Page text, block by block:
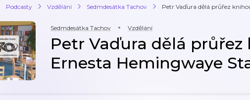
Podcasty Vzdělání Sedmdesátka Tachov Petr Vaďura dělá průřez
Sedmdesátka Tachov Vzdělání
Petr Vaďura dělá průřez
Ernesta Hemingwaye